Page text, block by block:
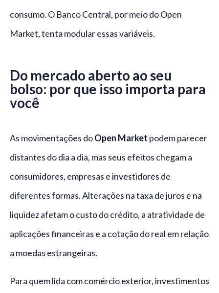
consumo. O Banco Central, por meio do Open
Market, tenta modular essas variáveis.
Do mercado aberto ao seu
bolso: por que isso importa para
você
As movimentações doOpen Market podem parecer
distantes do dia a dia, mas seus efeitos chegam a
consumidores, empresas e investidores de
diferentes formas. Alterações na taxa de juros e na
liquidez afetam o custo do crédito, a atratividade de
aplicações financeiras e a cotação do real em relação
a moedas estrangeiras.
Para quem lida com comércio exterior, investimentos